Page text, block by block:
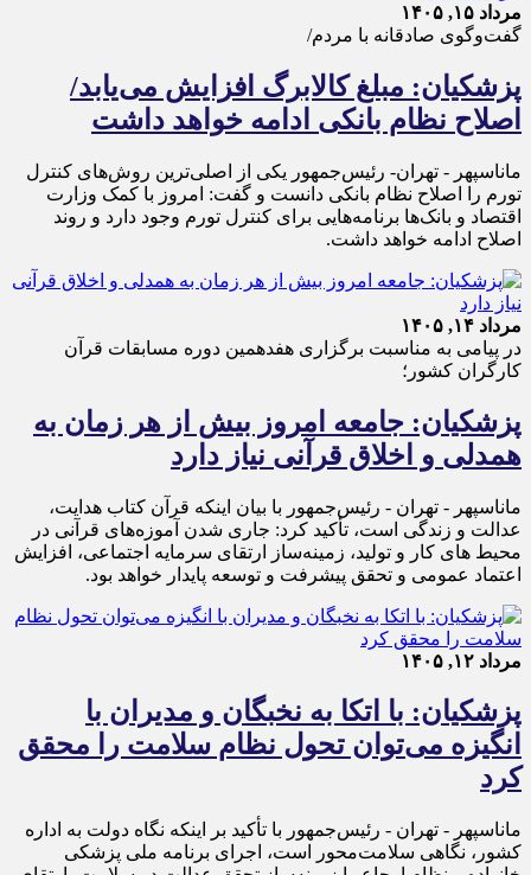
مرداد ۱۵, ۱۴۰۵
گفت‌وگوی صادقانه با مردم/
پزشکیان: مبلغ کالابرگ افزایش می‌یابد/
اصلاح نظام بانکی ادامه خواهد داشت
ماناسپهر - تهران- رئیس‌جمهور یکی از اصلی‌ترین روش‌های کنترل
تورم را اصلاح نظام بانکی دانست و گفت: امروز با کمک وزارت
اقتصاد و بانک‌ها برنامه‌هایی برای کنترل تورم وجود دارد و روند
اصلاح ادامه خواهد داشت.
مرداد ۱۴, ۱۴۰۵
در پیامی به مناسبت برگزاری هفدهمین دوره مسابقات قرآن
کارگران کشور؛
پزشکیان: جامعه امروز بیش از هر زمان به
همدلی و اخلاق قرآنی نیاز دارد
ماناسپهر - تهران - رئیس‌جمهور با بیان اینکه قرآن کتاب هدایت،
عدالت و زندگی است، تأکید کرد: جاری شدن آموزه‌های قرآنی در
محیط های کار و تولید، زمینه‌ساز ارتقای سرمایه اجتماعی، افزایش
اعتماد عمومی و تحقق پیشرفت و توسعه پایدار خواهد بود.
مرداد ۱۲, ۱۴۰۵
پزشکیان: با اتکا به نخبگان و مدیران با
انگیزه می‌توان تحول نظام سلامت را محقق
کرد
ماناسپهر - تهران - رئیس‌جمهور با تأکید بر اینکه نگاه دولت به اداره
کشور، نگاهی سلامت‌محور است، اجرای برنامه ملی پزشکی